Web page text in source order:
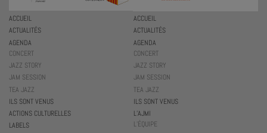
ACCUEIL
ACTUALITÉS
AGENDA
CONCERT
JAZZ STORY
JAM SESSION
TEA JAZZ
ILS SONT VENUS
ACCUEIL
ACTUALITÉS
AGENDA
CONCERT
JAZZ STORY
JAM SESSION
TEA JAZZ
ILS SONT VENUS
ACTIONS CULTURELLES
LABELS
L’AJMI
L’ÉQUIPE